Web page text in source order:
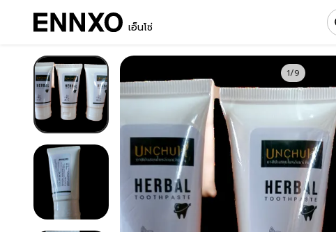
เอ็นโซ่
1/9